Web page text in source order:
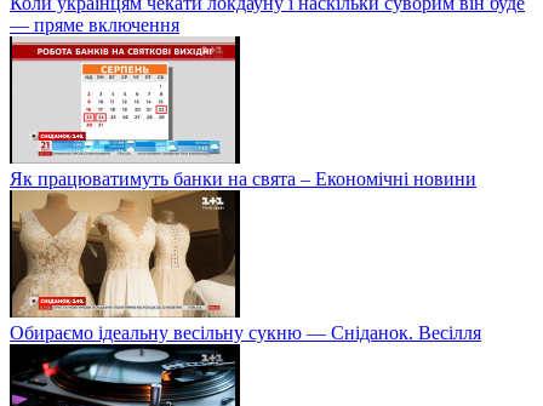
— пряме включення
Як працюватимуть банки на свята – Економічні новини
Обираємо ідеальну весільну сукню — Сніданок. Весілля